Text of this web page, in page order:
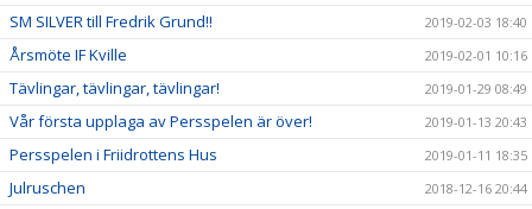
SM SILVER till Fredrik Grund!! 2019-02-03 18:40
Årsmöte IF Kville 2019-02-01 10:16
Tävlingar, tävlingar, tävlingar! 2019-01-29 08:49
Vår första upplaga av Persspelen är över! 2019-01-13 20:43
Persspelen i Friidrottens Hus 2019-01-11 18:35
Julruschen 2018-12-16 20:44